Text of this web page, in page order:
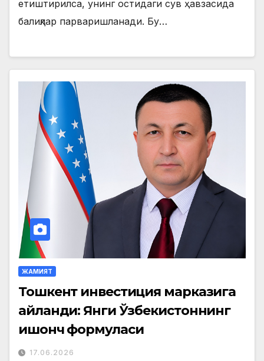
етиштирилса, унинг остидаги сув ҳавзасида
балиқлар парваришланади. Бу…
ЖАМИЯТ
Тошкент инвестиция марказига
айланди: Янги Ўзбекистоннинг
ишонч формуласи
17.06.2026